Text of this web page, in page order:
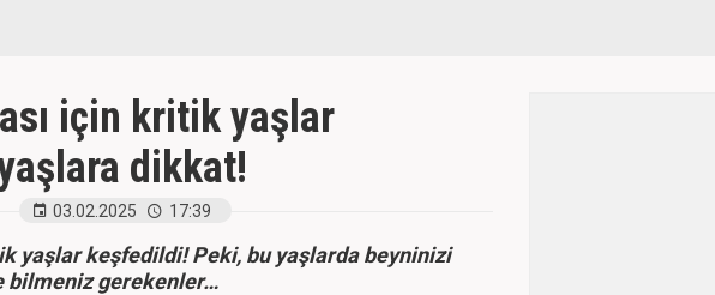
için kritik yaşlar
dikkat!
03.02.2025 17:39
yaşlar keşfedildi! Peki, bu yaşlarda beyninizi
bilmeniz gerekenler…